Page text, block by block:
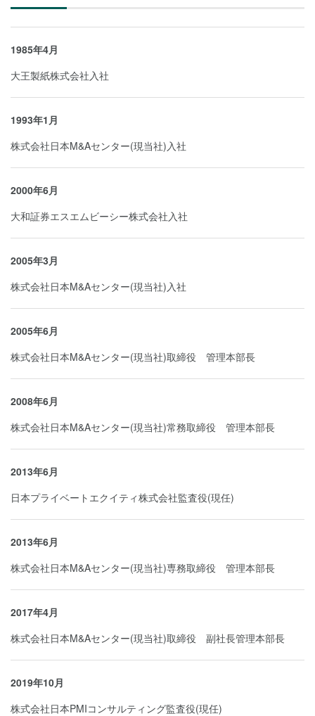
1985年4月
大王製紙株式会社入社
1993年1月
株式会社日本M&Aセンター(現当社)入社
2000年6月
大和証券エスエムビーシー株式会社入社
2005年3月
株式会社日本M&Aセンター(現当社)入社
2005年6月
株式会社日本M&Aセンター(現当社)取締役 管理本部長
2008年6月
株式会社日本M&Aセンター(現当社)常務取締役 管理本部長
2013年6月
日本プライベートエクイティ株式会社監査役(現任)
2013年6月
株式会社日本M&Aセンター(現当社)専務取締役 管理本部長
2017年4月
株式会社日本M&Aセンター(現当社)取締役 副社長管理本部長
2019年10月
株式会社日本PMIコンサルティング監査役(現任)